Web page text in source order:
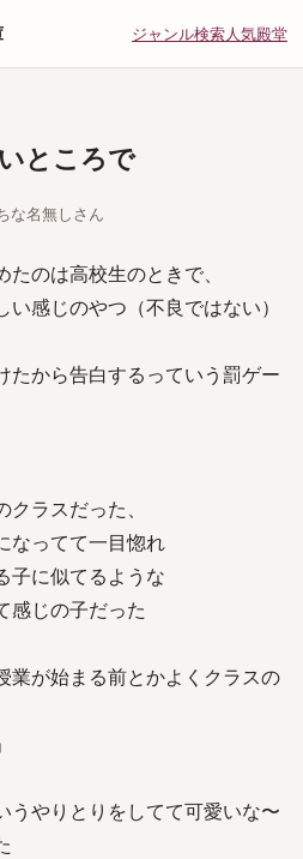
ジャンル検索人気殿堂
ところで
名無しさん
のは高校生のときで、
感じのやつ（不良ではない）
たから告白するっていう罰ゲー
ラスだった、
なってて一目惚れ
子に似てるような
感じの子だった
業が始まる前とかよくクラスの
うやりとりをしてて可愛いな〜